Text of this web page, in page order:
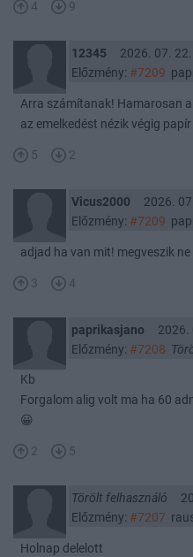
4 9
12345
2026. 07.
Előzmény: #7209
Arra számítanak! Hamarosan
az emelkedést nézik végig
5 2
Vicus2000
2026.
Előzmény: #7209
adjad ha van mit! megveszik
3 4
paprikasjano
2026.
Előzmény: #7208
Kb
Forgalom alig volt ma ha 60
😀
2 5
Törölt felhasználó
Előzmény: #7207
Holnap delelott